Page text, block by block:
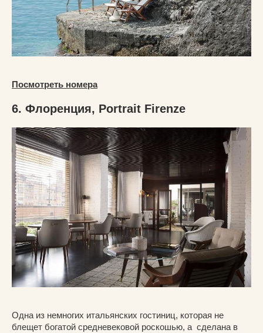
Посмотреть номера
6. Флоренция, Portrait Firenze
Одна из немногих итальянских гостиниц, которая не
блещет богатой средневековой роскошью, а сделана в